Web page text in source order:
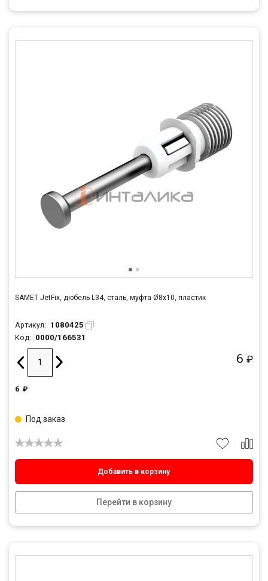
SAMET JetFix, дюбель L34, сталь, муфта Ø8х10, пластик
Артикул: 1080425
Код: 0000/166531
6 ₽
6 ₽
Добавить в корзину
Перейти в корзину
Под заказ